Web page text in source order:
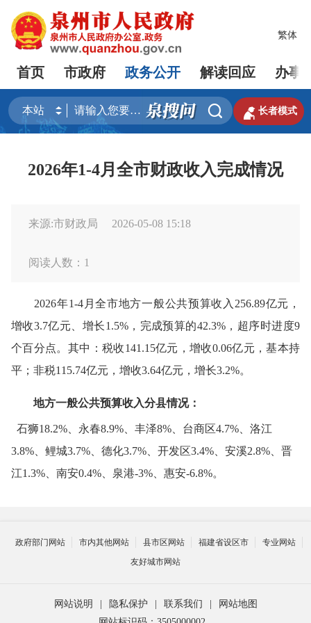
繁体
首页 市政府 政务公开 解读回应 办事
  长者模式
2026年1-4月全市财政收入完成情况
来源:市财政局 2026-05-08 15:18
阅读人数： 1
2026年1-4月全市地方一般公共预算收入 256.89亿元，
增收3.7亿元、增长1.5%，完成预算的42.3%，超序时进度9
个百分点。其中：税收141.15亿元，增收0.06亿元，基本持
平；非税115.74亿元，增收3.64亿元，增长3.2%。
地方一般公共预算收入分县情况：
石狮18.2% 、永春8.9% 、丰泽8% 、台商区4.7% 、洛江
3.8% 、鲤城3.7% 、德化3.7% 、开发区3.4% 、安溪2.8% 、晋
江1.3% 、南安0.4% 、泉港-3% 、惠安-6.8%。
政府部门网站 市内其他网站 县市区网站 福建省设区市
专业网站
友好城市网站
网站说明 隐私保护 联系我们
网站地图